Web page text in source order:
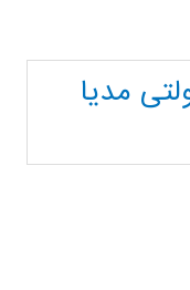
مدیا